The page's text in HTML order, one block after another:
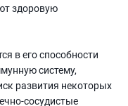
здоровую
в его способности
систему,
развития некоторых
сосудистые